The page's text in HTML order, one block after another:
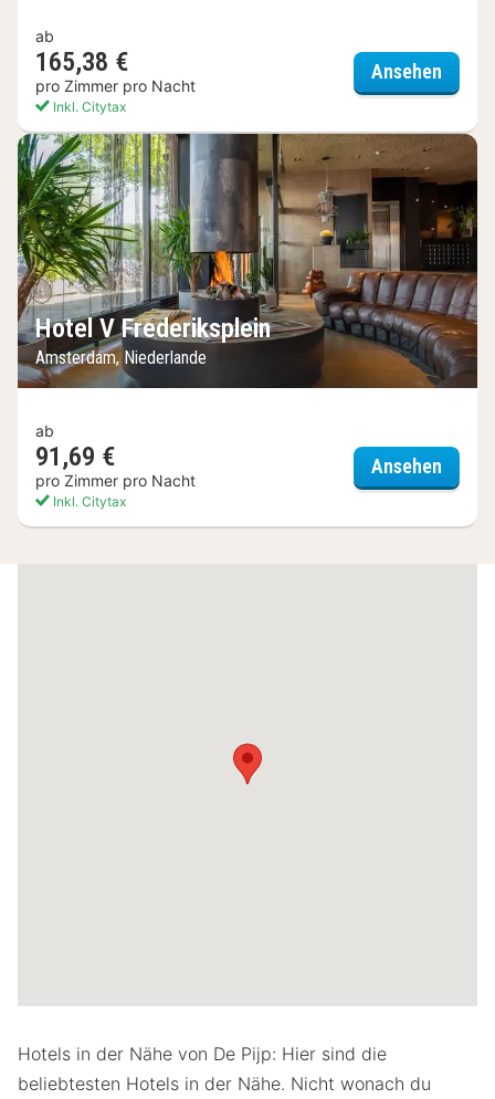
ab
165,38 €
pro Zimmer pro Nacht
Inkl. Citytax
Ansehen
Hotel V Frederiksplein
Amsterdam, Niederlande
ab
91,69 €
pro Zimmer pro Nacht
Inkl. Citytax
Ansehen
Hotels in der Nähe von De Pijp: Hier sind die
beliebtesten Hotels in der Nähe. Nicht wonach du